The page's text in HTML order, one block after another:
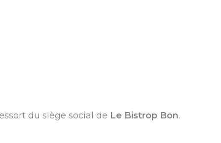
du siège social de Le Bistrop Bon.